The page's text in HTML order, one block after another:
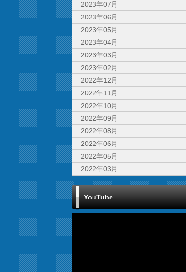
2023年07月
2023年06月
2023年05月
2023年04月
2023年03月
2023年02月
2022年12月
2022年11月
2022年10月
2022年09月
2022年08月
2022年06月
2022年05月
2022年03月
YouTube